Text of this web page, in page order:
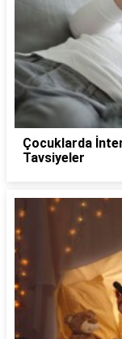
Çocuklarda
Tavsiyeler